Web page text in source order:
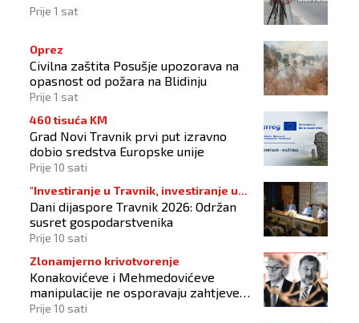
Prije 1 sat
Oprez
Civilna zaštita Posušje upozorava na
opasnost od požara na Blidinju
Prije 1 sat
460 tisuća KM
Grad Novi Travnik prvi put izravno
dobio sredstva Europske unije
Prije 10 sati
"Investiranje u Travnik, investiranje u
budućnost"
Dani dijaspore Travnik 2026: Održan
susret gospodarstvenika
Prije 10 sati
Zlonamjerno krivotvorenje
Konakovićeve i Mehmedovićeve
manipulacije ne osporavaju zahtjeve
Hrvata
Prije 10 sati